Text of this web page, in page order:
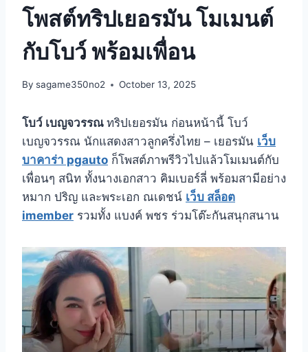
โพสต์ทริปเยอรมัน โมเมนต์
กับโบว์ พร้อมเพื่อน
By sagame350no2 October 13, 2025
โบว์ เบญจวรรณ ทริปเยอรมัน ก่อนหน้านี้ โบว์
เบญจวรรณ นักแสดงสาวลูกครึ่งไทย – เยอรมัน เว็บ
บาคาร่า pgauto ก็โพสต์ภาพรีวิวไปแล้วโมเมนต์กับ
เพื่อนๆ สนิท ทั้งนางเอกสาว คิมเบอร์ลี่ พร้อมสามีอย่าง
หมาก ปริญ และพระเอก ณเดชน์ เว็บ สล็อต
imember รวมทั้ง แบงค์ พชร ร่วมโต๊ะกันสนุกสนาน